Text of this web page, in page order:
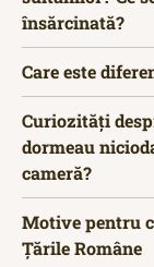
însărcinată?
Care este
Curiozități
dormeau
cameră?
Motive pentru
Țările Române